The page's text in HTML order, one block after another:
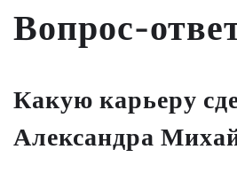
Вопрос-
Какую карьеру
Александра